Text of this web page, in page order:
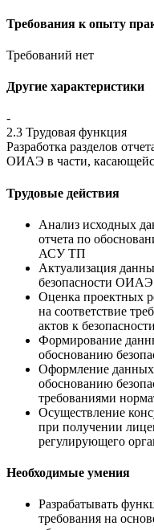
Требования к опыту
Требований нет
Другие характеристики
-
2.3 Трудовая функция
Разработка разделов
ОИАЭ в части,
Трудовые действия
Анализ исходных
отчета по
АСУ ТП
Актуализация
безопасности
Оценка
на соответствие
актов к безопасности
Формирование
обоснованию
Оформление данных
обоснованию
требованиями
Осуществление
при получении
регулирующего
Необходимые умения
Разрабатывать
требования на